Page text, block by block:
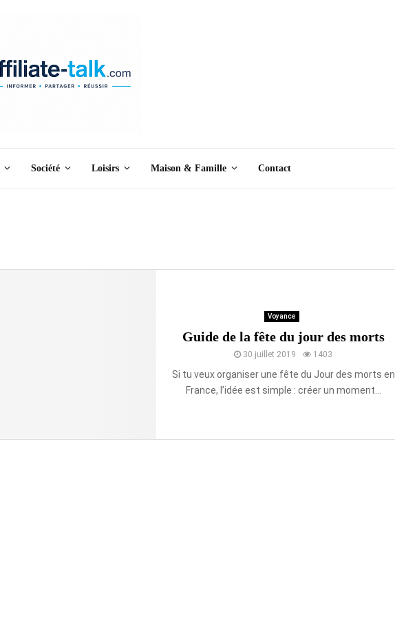
Société Loisirs Maison & Famille Contact
Voyance
Guide de la fête du jour des morts
30 juillet 2019 1403
Si tu veux organiser une fête du Jour des morts en
France, l’idée est simple : créer un moment...